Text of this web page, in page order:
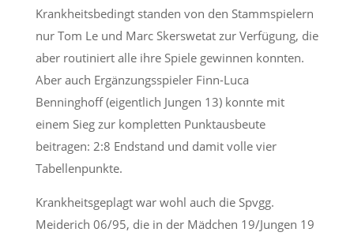
Krankheitsbedingt standen von den Stammspielern
nur Tom Le und Marc Skerswetat zur Verfügung, die
aber routiniert alle ihre Spiele gewinnen konnten.
Aber auch Ergänzungsspieler Finn-Luca
Benninghoff (eigentlich Jungen 13) konnte mit
einem Sieg zur kompletten Punktausbeute
beitragen: 2:8 Endstand und damit volle vier
Tabellenpunkte.
Krankheitsgeplagt war wohl auch die Spvgg.
Meiderich 06/95, die in der Mädchen 19/Jungen 19